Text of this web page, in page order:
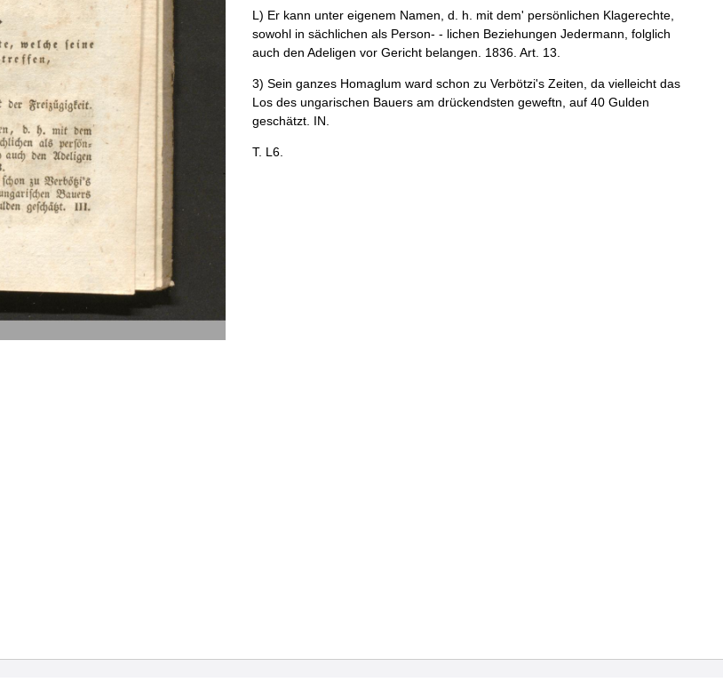
L ) Er kann unter eigenem Namen d h mit dem' persönlichen Klagerechte
sowohl in sächlichen als Person- - lichen Beziehungen Jedermann folglich
auch den Adeligen vor Gericht belangen 1836 Art 13
3) Sein ganzes Homaglum ward schon zu Verbötzi's Zeiten da vielleicht das
Los des ungarischen Bauers am drückendsten geweftn auf 40 Gulden
geschätzt IN
T. L6